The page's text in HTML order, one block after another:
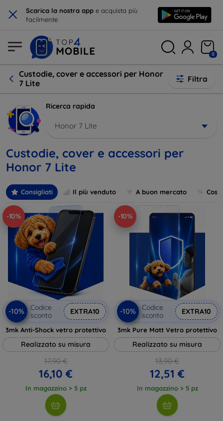
× Scarica la nostra app e acquista più
facilmente
0
Custodie, cover e accessori per Honor
7 Lite
Filtra
Ricerca rapida
Honor 7 Lite
Custodie, cover e accessori per
Honor 7 Lite
Consigliati Il più venduto A buon mercato
-10%
-10%
Codice
sconto
EXTRA10
3mk Anti-Shock vetro protettivo
Realizzato su misura
17,90 €
16,10 €
In magazzino > 5 pz
-10%
-10%
Codice
sconto
EXTRA10
3mk Pure Matt Vetro protettivo
Realizzato su misura
13,90 €
12,51 €
In magazzino > 5 pz